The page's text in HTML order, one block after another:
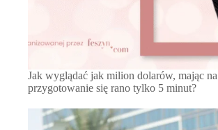
Jak wyglądać jak milion dolarów, mając na
przygotowanie się rano tylko 5 minut?